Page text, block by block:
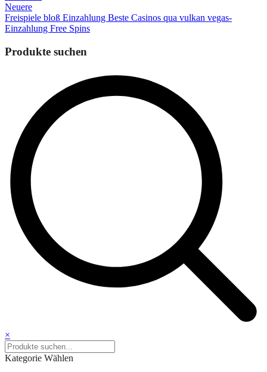
Neuere
Freispiele bloß Einzahlung Beste Casinos qua vulkan vegas-
Einzahlung Free Spins
Produkte suchen
×
Kategorie Wählen